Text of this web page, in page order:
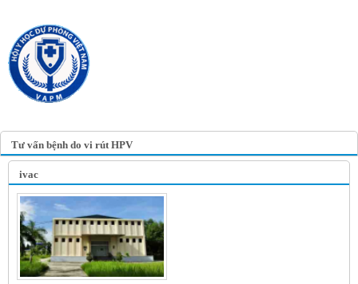
Tư vấn bệnh do vi rút HPV
ivac